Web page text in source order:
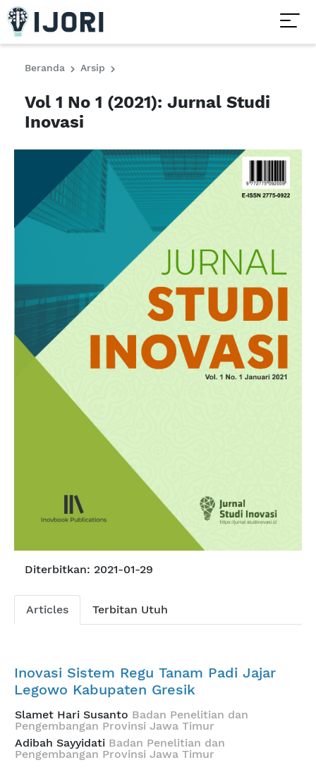
Beranda Arsip
Vol 1 No 1 (2021): Jurnal Studi
Inovasi
Diterbitkan: 2021-01-29
Articles Terbitan Utuh
Inovasi Sistem Regu Tanam Padi Jajar
Legowo Kabupaten Gresik
Slamet Hari Susanto Badan Penelitian dan
Pengembangan Provinsi Jawa Timur
Adibah Sayyidati Badan Penelitian dan
Pengembangan Provinsi Jawa Timur